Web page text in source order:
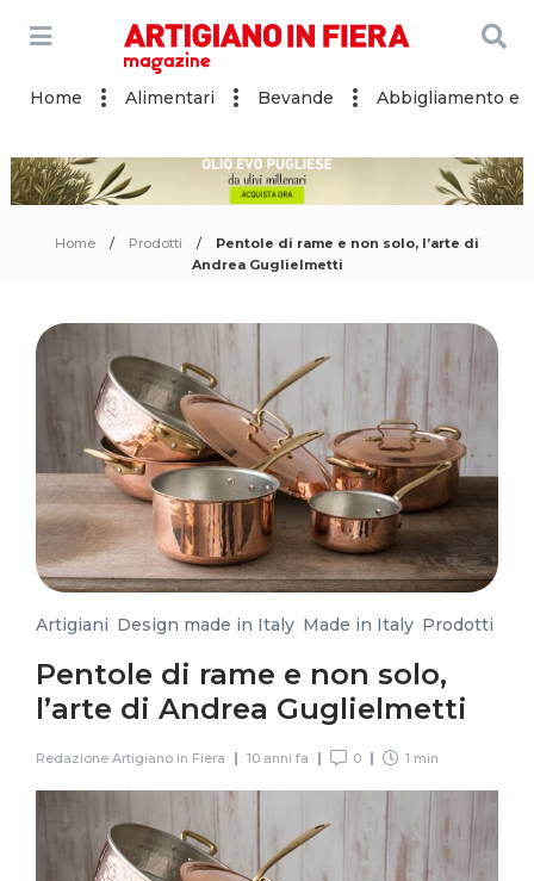
Home Alimentari Bevande Abbigliamento e
Home Prodotti
Pentole di rame e non solo, l’arte di
Andrea Guglielmetti
Artigiani Design made in Italy Made in Italy Prodotti
Pentole di rame e non solo,
l’arte di Andrea Guglielmetti
Redazione Artigiano in Fiera 10 anni fa 0 1 min